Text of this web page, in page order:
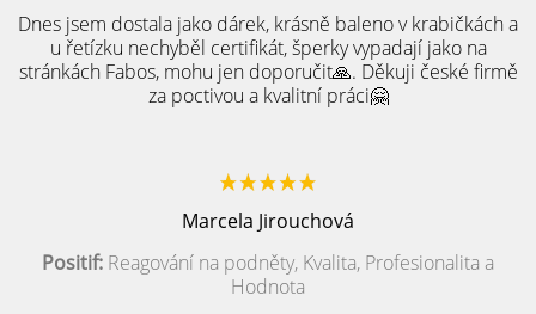
Dnes jsem dostala jako dárek, krásně baleno v krabičkách a
u řetízku nechyběl certifikát, šperky vypadají jako na
stránkách Fabos, mohu jen doporučit🙏. Děkuji české firmě
za poctivou a kvalitní práci🤗
Marcela Jirouchová
Positif: Reagování na podněty, Kvalita, Profesionalita a
Hodnota